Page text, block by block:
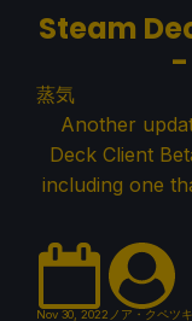
Steam
-
蒸気
Another
Deck Client
including one
Nov 30, 2022 ノア・クペツ